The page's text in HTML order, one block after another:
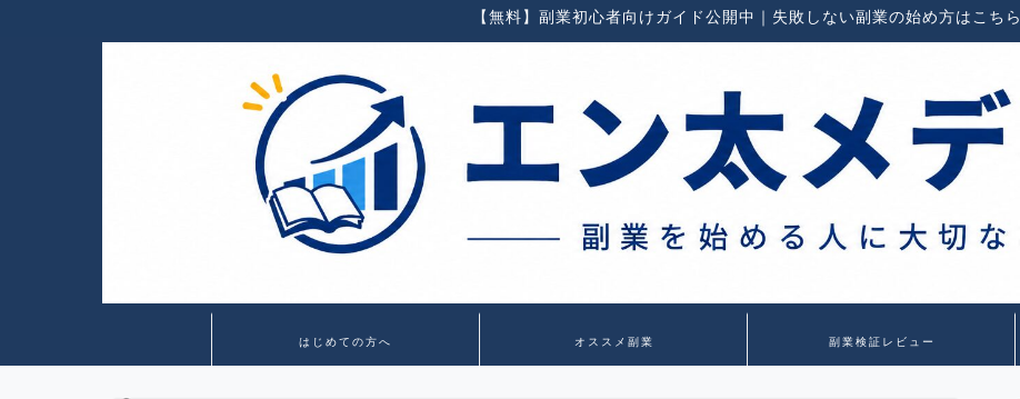
【無料】副業初心者向けガイド公開中｜失敗しない副業の始め方はこちら
はじめての方へ オススメ副業 副業検証レビュー